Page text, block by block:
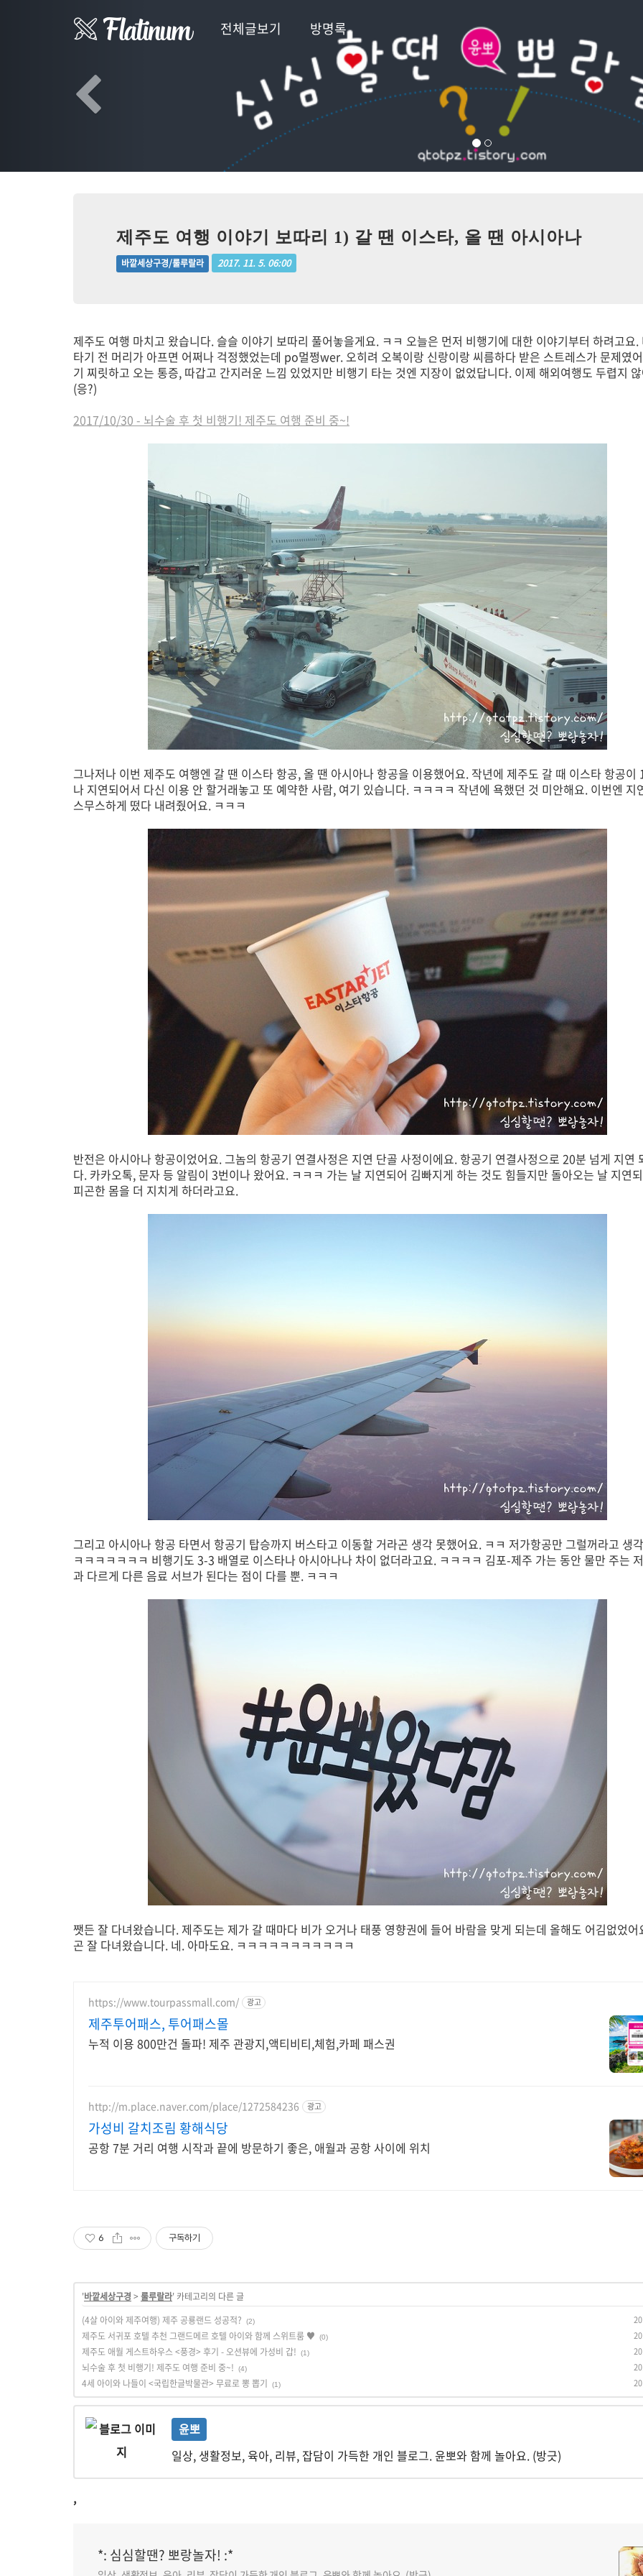
전체글보기 방명록
제주도 여행 이야기 보따리 1) 갈 땐 이스타, 올 땐 아시아나
바깥세상구경/룰루랄라 2017. 11. 5. 06:00
제주도 여행 마치고 왔습니다. 슬슬 이야기 보따리 풀어놓을게요. ㅋㅋ 오늘은 먼저 비행기에 대한 이야기부터 하려고요.
타기 전 머리가 아프면 어쩌나 걱정했었는데 po멀쩡wer. 오히려 오복이랑 신랑이랑 씨름하다 받은 스트레스가 문제였
기 찌릿하고 오는 통증, 따갑고 간지러운 느낌 있었지만 비행기 타는 것엔 지장이 없었답니다. 이제 해외여행도 두렵지
(응?)
2017/10/30 - 뇌수술 후 첫 비행기! 제주도 여행 준비 중~!
그나저나 이번 제주도 여행엔 갈 땐 이스타 항공, 올 땐 아시아나 항공을 이용했어요. 작년에 제주도 갈 때 이스타 항공이
나 지연되어서 다신 이용 안 할거래놓고 또 예약한 사람, 여기 있습니다. ㅋㅋㅋㅋ 작년에 욕했던 것 미안해요. 이번엔 지
스무스하게 떴다 내려줬어요. ㅋㅋㅋ
반전은 아시아나 항공이었어요. 그놈의 항공기 연결사정은 지연 단골 사정이에요. 항공기 연결사정으로 20분 넘게 지연
다. 카카오톡, 문자 등 알림이 3번이나 왔어요. ㅋㅋㅋ 가는 날 지연되어 김빠지게 하는 것도 힘들지만 돌아오는 날 지연
피곤한 몸을 더 지치게 하더라고요.
그리고 아시아나 항공 타면서 항공기 탑승까지 버스타고 이동할 거라곤 생각 못했어요. ㅋㅋ 저가항공만 그럴꺼라고 생
ㅋㅋㅋㅋㅋㅋㅋ 비행기도 3-3 배열로 이스타나 아시아나나 차이 없더라고요. ㅋㅋㅋㅋ 김포-제주 가는 동안 물만 주는
과 다르게 다른 음료 서브가 된다는 점이 다를 뿐. ㅋㅋㅋ
쨋든 잘 다녀왔습니다. 제주도는 제가 갈 때마다 비가 오거나 태풍 영향권에 들어 바람을 맞게 되는데 올해도 어김없었어
곤 잘 다녀왔습니다. 네. 아마도요. ㅋㅋㅋㅋㅋㅋㅋㅋㅋㅋㅋ
https://www.tourpassmall.com/ 광고
제주투어패스, 투어패스몰
누적 이용 800만건 돌파! 제주 관광지,액티비티,체험,카페 패스권
http://m.place.naver.com/place/1272584236 광고
가성비 갈치조림 황해식당
공항 7분 거리 여행 시작과 끝에 방문하기 좋은, 애월과 공항 사이에 위치
6 구독하기
'바깥세상구경 > 룰루랄라' 카테고리의 다른 글
(4살 아이와 제주여행) 제주 공룡랜드 성공적?
(2)
제주도 서귀포 호텔 추천 그랜드메르 호텔 아이와 함께 스위트룸 ♥ (0)
제주도 애월 게스트하우스 <풍경> 후기 - 오션뷰에 가성비 갑! (1)
뇌수술 후 첫 비행기! 제주도 여행 준비 중~! (4)
4세 아이와 나들이 <국립한글박물관> 무료로 뽕 뽑기 (1)
윤뽀
일상, 생활정보, 육아, 리뷰, 잡담이 가득한 개인 블로그. 윤뽀와 함께 놀아요. (방긋)
,
*: 심심할땐? 뽀랑놀자! :*